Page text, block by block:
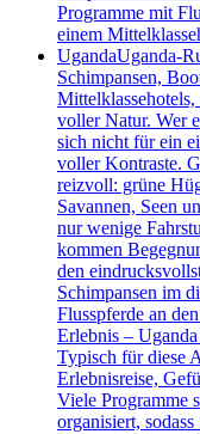
Programme mit
einem
UgandaUganda-
Schimpansen,
voller Natur. Wer
sich nicht für ein
voller Kontraste.
reizvoll: grüne
Savannen, Seen
nur wenige
kommen
den
Schimpansen im
Flusspferde an
Erlebnis –
Typisch für diese
Erlebnisreise,
Viele Programme
organisiert,